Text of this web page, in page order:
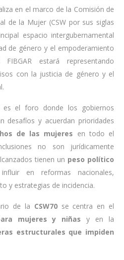
en el marco de la Comisión de
de la Mujer (CSW por sus siglas
espacio intergubernamental
de género y el empoderamiento
estará representando
con la justicia de género y el
el foro donde los gobiernos
desafíos y acuerdan prioridades
de las mujeres en todo el
no son jurídicamente
tienen un peso político
en reformas nacionales,
y estrategias de incidencia.
de la CSW70se centra en el
mujeres y niñas y en la
estructurales que impiden